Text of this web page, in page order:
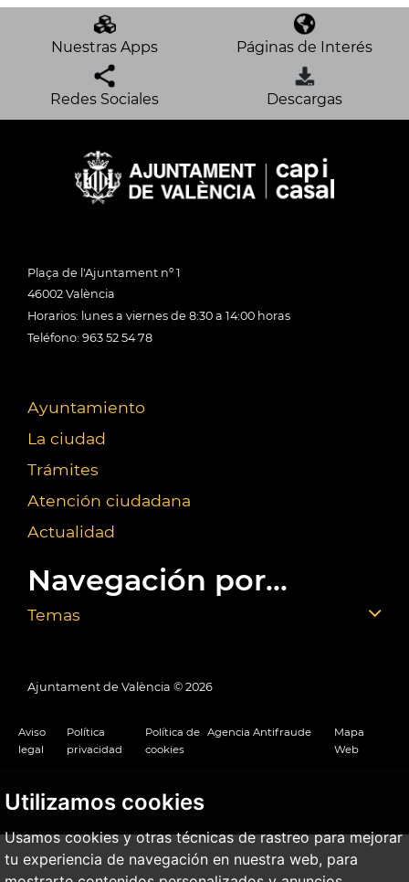
Utilizamos cookies
Usamos cookies y otras técnicas de rastreo para mejorar
tu experiencia de navegación en nuestra web, para
Nuestras Apps Páginas de Interés
Redes Sociales Descargas
Plaça de l'Ajuntament nº 1
46002 València
Horarios: lunes a viernes de 8:30 a 14:00 horas
Teléfono: 963 52 54 78
Ayuntamiento
La ciudad
Trámites
Atención ciudadana
Actualidad
Navegación por...
Temas
Ajuntament de València © 2026
Aviso
legal
Política
privacidad
Política de
cookies
Agencia Antifraude
Mapa
Web